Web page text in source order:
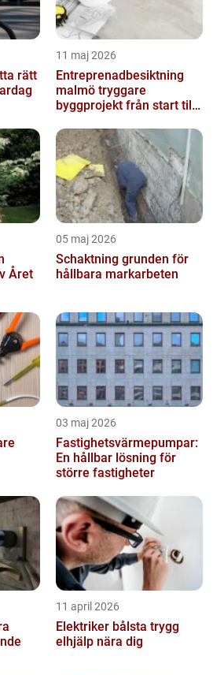
11 maj 2026
Entreprenadbesiktning
malmö tryggare
byggprojekt från start till
Året
05 maj 2026
Schaktning grunden för
hållbara markarbeten
03 maj 2026
Fastighetsvärmepumpar:
En hållbar lösning för
större fastigheter
11 april 2026
Elektriker bålsta trygg
elhjälp nära dig